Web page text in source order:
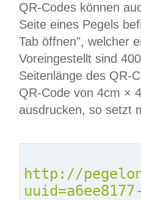
QR-Codes können
Seite eines Pegels
Tab öffnen", welcher
Voreingestellt sind
Seitenlänge des QR-
QR-Code von 4cm ×
ausdrucken, so setzt
http://